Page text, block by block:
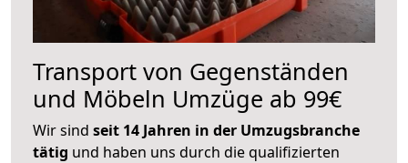
Transport von Gegenständen
und Möbeln Umzüge ab 99€
Wir sind seit 14 Jahren in der Umzugsbranche
tätig und haben uns durch die qualifizierten